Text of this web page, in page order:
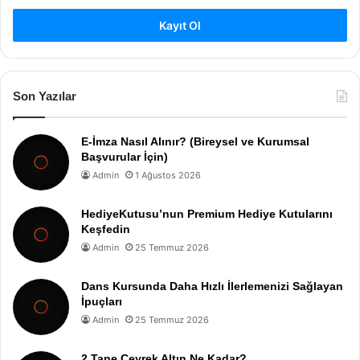
Kayıt Ol
Son Yazılar
E-İmza Nasıl Alınır? (Bireysel ve Kurumsal
Başvurular İçin)
Admin 1 Ağustos 2026
HediyeKutusu’nun Premium Hediye Kutularını
Keşfedin
Admin 25 Temmuz 2026
Dans Kursunda Daha Hızlı İlerlemenizi Sağlayan
İpuçları
Admin 25 Temmuz 2026